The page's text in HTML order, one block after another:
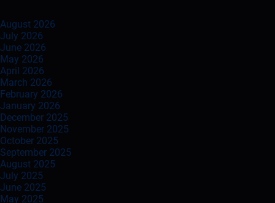
August 2026
July 2026
June 2026
May 2026
April 2026
March 2026
February 2026
January 2026
December 2025
November 2025
October 2025
September 2025
August 2025
July 2025
June 2025
May 2025